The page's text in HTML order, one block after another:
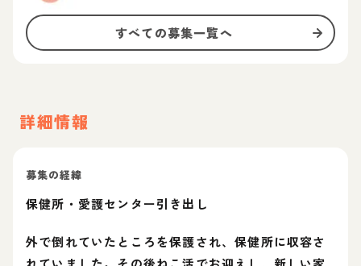
すべての募集一覧へ
詳細情報
募集の経緯
保健所・愛護センター引き出し
外で倒れていたところを保護され、保健所に収容さ